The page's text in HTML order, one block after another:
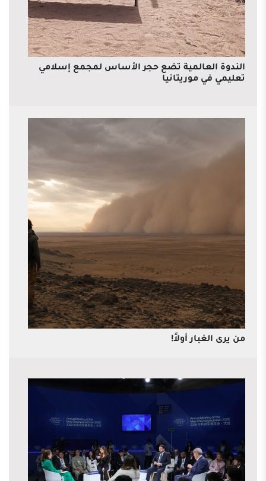
الندوة العالمية تضع حجر الأساس لمجمع إسلامي
تعليمي في موريتانيا
من يرى الغبار أولاً!